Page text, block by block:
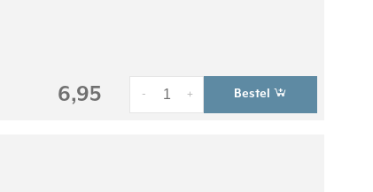
6,95 +
- Bestel